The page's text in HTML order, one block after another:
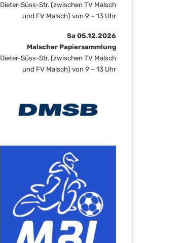
Dieter-Süss-Str. (zwischen TV Malsch
und FV Malsch) von 9 – 13 Uhr
Sa 05.12.2026
Malscher Papiersammlung
Dieter-Süss-Str. (zwischen TV Malsch
und FV Malsch) von 9 – 13 Uhr